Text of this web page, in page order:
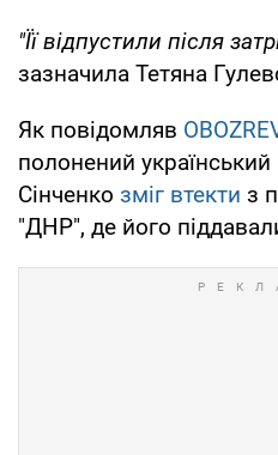
"Її відпустили після
зазначила Тетяна
Як повідомляв
полонений український
Сінченко зміг втекти з
"ДНР", де його